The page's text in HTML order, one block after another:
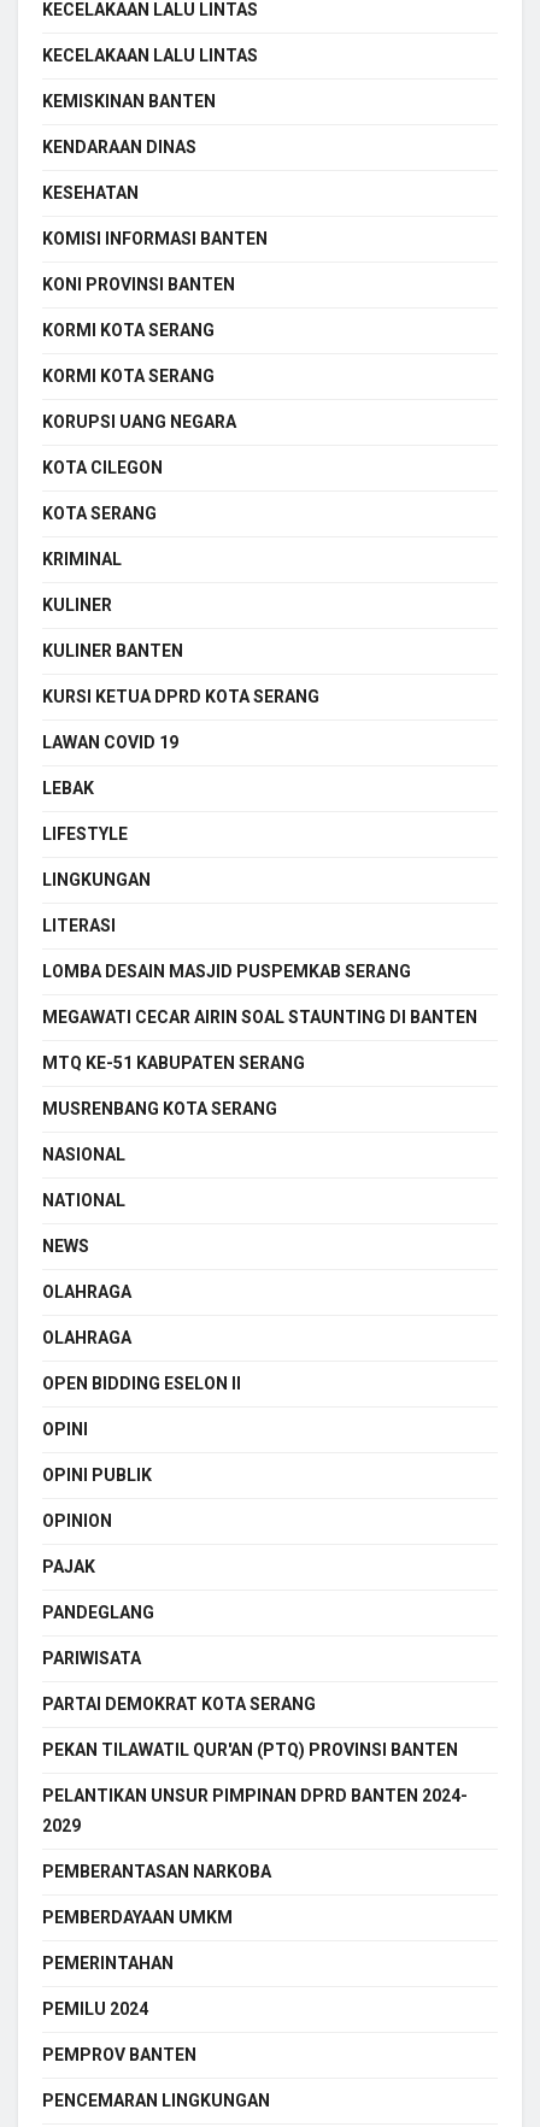
KECELAKAAN LALU LINTAS
KECELAKAAN LALU LINTAS
KEMISKINAN BANTEN
KENDARAAN DINAS
KESEHATAN
KOMISI INFORMASI BANTEN
KONI PROVINSI BANTEN
KORMI KOTA SERANG
KORMI KOTA SERANG
KORUPSI UANG NEGARA
KOTA CILEGON
KOTA SERANG
KRIMINAL
KULINER
KULINER BANTEN
KURSI KETUA DPRD KOTA SERANG
LAWAN COVID 19
LEBAK
LIFESTYLE
LINGKUNGAN
LITERASI
LOMBA DESAIN MASJID PUSPEMKAB SERANG
MEGAWATI CECAR AIRIN SOAL STAUNTING DI BANTEN
MTQ KE-51 KABUPATEN SERANG
MUSRENBANG KOTA SERANG
NASIONAL
NATIONAL
NEWS
OLAHRAGA
OLAHRAGA
OPEN BIDDING ESELON II
OPINI
OPINI PUBLIK
OPINION
PAJAK
PANDEGLANG
PARIWISATA
PARTAI DEMOKRAT KOTA SERANG
PEKAN TILAWATIL QUR'AN (PTQ) PROVINSI BANTEN
PELANTIKAN UNSUR PIMPINAN DPRD BANTEN 2024-
2029
PEMBERANTASAN NARKOBA
PEMBERDAYAAN UMKM
PEMERINTAHAN
PEMILU 2024
PEMPROV BANTEN
PENCEMARAN LINGKUNGAN